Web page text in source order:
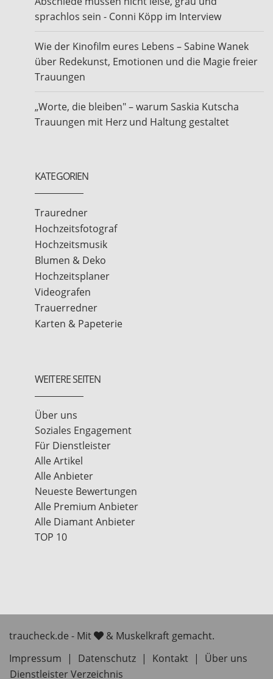
sprachlos sein - Conni Köpp im Interview
Wie der Kinofilm eures Lebens – Sabine Wanek
über Redekunst, Emotionen und die Magie freier
Trauungen
„Worte, die bleiben" – warum Saskia Kutscha
Trauungen mit Herz und Haltung gestaltet
KATEGORIEN
Trauredner
Hochzeitsfotograf
Hochzeitsmusik
Blumen & Deko
Hochzeitsplaner
Videografen
Trauerredner
Karten & Papeterie
WEITERE SEITEN
Über uns
Soziales Engagement
Für Dienstleister
Alle Artikel
Alle Anbieter
Neueste Bewertungen
Alle Premium Anbieter
Alle Diamant Anbieter
TOP 10
traucheck.de - Mit
& Muskelkraft gemacht.
Impressum
| Datenschutz | Kontakt |
Über uns
Dienstleister Verzeichnis